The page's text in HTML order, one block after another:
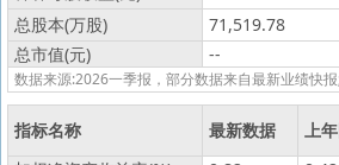
总股本(万股)
71,519.78
总市值(元)
--
数据来源:2026一季报，部分数据来自最新业绩快
指标名称 最新数据 上